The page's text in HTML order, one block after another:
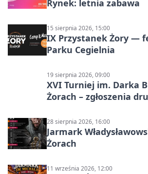
Rynek: letnia zabawa
15 sierpnia 2026, 15:00
IX Przystanek Żory —
Parku Cegielnia
19 sierpnia 2026, 09:00
XVI Turniej im. Darka
Żorach – zgłoszenia
28 sierpnia 2026, 16:00
Jarmark
Żorach
11 września 2026, 12:00